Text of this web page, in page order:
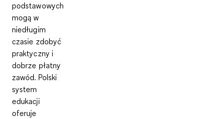
podstawowych
mogą w
niedługim
czasie zdobyć
praktyczny i
dobrze płatny
zawód. Polski
system
edukacji
oferuje